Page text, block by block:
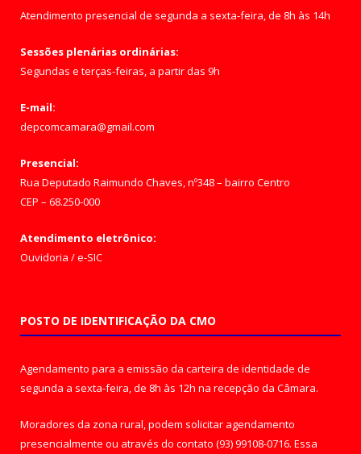
Atendimento presencial de segunda a sexta-feira, de 8h às 14h
Sessões plenárias ordinárias:
Segundas e terças-feiras, a partir das 9h
E-mail:
depcomcamara@gmail.com
Presencial:
Rua Deputado Raimundo Chaves, nº348 – bairro Centro
CEP – 68.250-000
Atendimento eletrônico:
Ouvidoria /e-SIC
POSTO DE IDENTIFICAÇÃO DA CMO
Agendamento para a emissão da carteira de identidade de
segunda a sexta-feira, de 8h às 12h na recepção da Câmara.
Moradores da zona rural, podem solicitar agendamento
presencialmente ou através do contato (93) 99108-0716. Essa